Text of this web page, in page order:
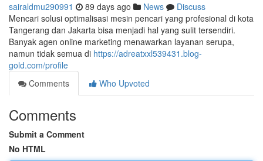
sairaldmu290991 89 days ago News
Discuss
Mencari solusi optimalisasi mesin pencari yang profesional di kota
Tangerang dan Jakarta bisa menjadi hal yang sulit tersendiri.
Banyak agen online marketing menawarkan layanan serupa,
namun tidak semua di https://adreatxxl539431.blog-
gold.com/profile
Comments
Who Upvoted
Comments
Submit a Comment
No HTML